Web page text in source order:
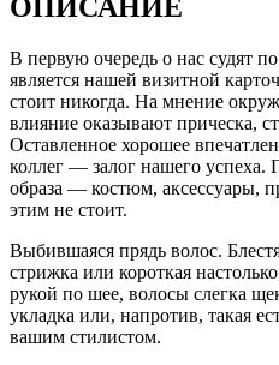
ОПИСАНИЕ
В первую очередь о нас судят
является нашей визитной
стоит никогда. На мнение
влияние оказывают прическа,
Оставленное хорошее
коллег — залог нашего
образа — костюм, аксессуары,
этим не стоит.
Выбившаяся прядь волос.
стрижка или короткая
рукой по шее, волосы слегка
укладка или, напротив, такая
вашим стилистом.